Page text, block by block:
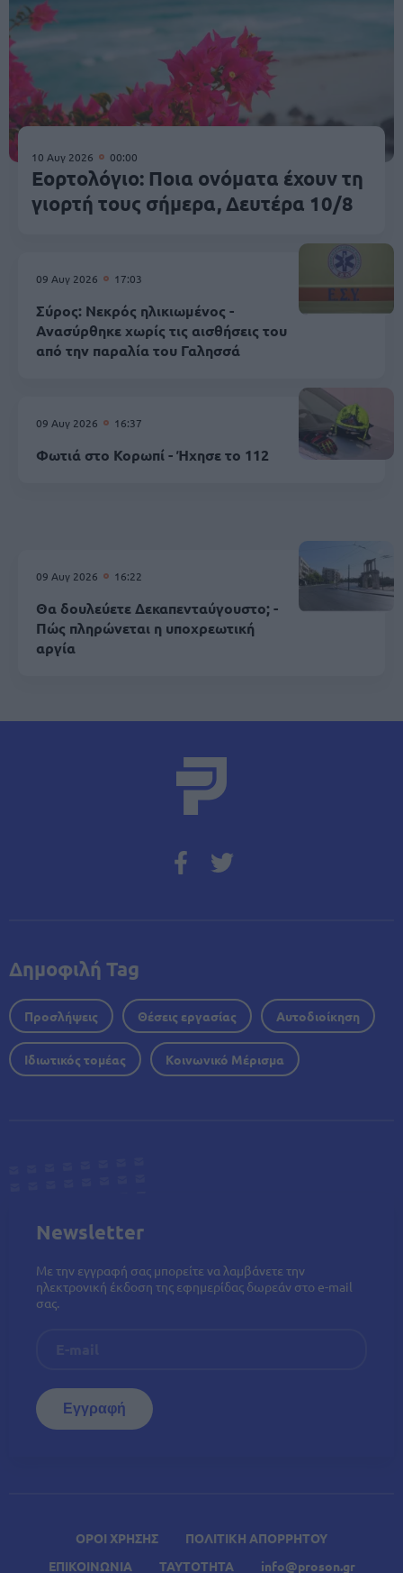
10 Αυγ 2026 00:00
Εορτολόγιο: Ποια ονόματα έχουν τη
γιορτή τους σήμερα, Δευτέρα 10/8
09 Αυγ 2026 17:03
Σύρος: Νεκρός ηλικιωμένος -
Ανασύρθηκε χωρίς τις αισθήσεις του
από την παραλία του Γαλησσά
09 Αυγ 2026 16:37
Φωτιά στο Κορωπί - Ήχησε το 112
09 Αυγ 2026 16:22
Θα δουλεύετε Δεκαπενταύγουστο; -
Πώς πληρώνεται η υποχρεωτική
αργία
ΟΡΟΙ ΧΡΗΣΗΣ
ΠΟΛΙΤΙΚΗ ΑΠΟΡΡΗΤΟΥ
ΕΠΙΚΟΙΝΩΝΙΑ
ΤΑΥΤΟΤΗΤΑ info@proson.gr
Δημοφιλή Tag
Προσλήψεις Θέσεις εργασίας Αυτοδιοίκηση
Ιδιωτικός τομέας Κοινωνικό Μέρισμα
Newsletter
Με την εγγραφή σας μπορείτε να λαμβάνετε την
ηλεκτρονική έκδοση της εφημερίδας δωρεάν στο e-mail
σας.